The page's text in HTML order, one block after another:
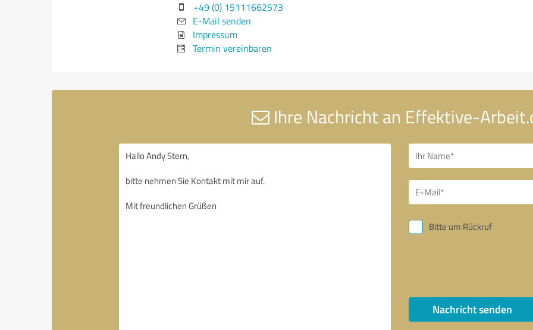
+49 (0) 15111662573
E-Mail senden
Impressum
Termin vereinbaren
Ihre Nachricht an Effektive-
Bitte um Rückruf
Nachricht senden